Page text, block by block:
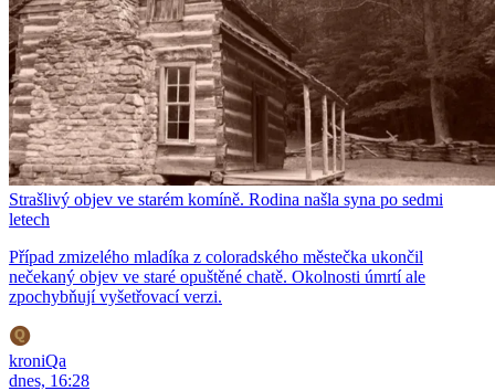
Strašlivý objev ve starém komíně. Rodina našla syna po sedmi
letech
Případ zmizelého mladíka z coloradského městečka ukončil
nečekaný objev ve staré opuštěné chatě. Okolnosti úmrtí ale
zpochybňují vyšetřovací verzi.
kroniQa
dnes, 16:28